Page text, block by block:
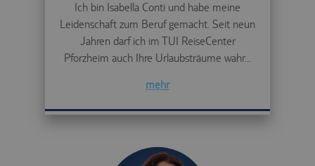
Ich bin Isabella Conti und habe meine
Leidenschaft zum Beruf gemacht. Seit neun
Jahren darf ich im TUI ReiseCenter
Pforzheim auch Ihre Urlaubsträume wahr...
mehr